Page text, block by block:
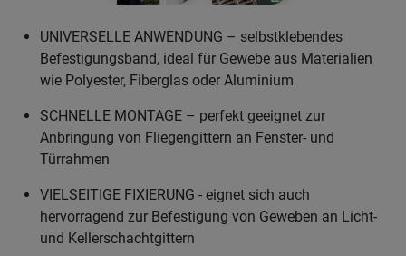
UNIVERSELLE ANWENDUNG – selbstklebendes
Befestigungsband, ideal für Gewebe aus Materialien
wie Polyester, Fiberglas oder Aluminium
SCHNELLE MONTAGE – perfekt geeignet zur
Anbringung von Fliegengittern an Fenster- und
Türrahmen
VIELSEITIGE FIXIERUNG - eignet sich auch
hervorragend zur Befestigung von Geweben an Licht-
und Kellerschachtgittern